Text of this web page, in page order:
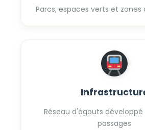
Parcs, espaces verts et zones
Réseau d'égouts
passages